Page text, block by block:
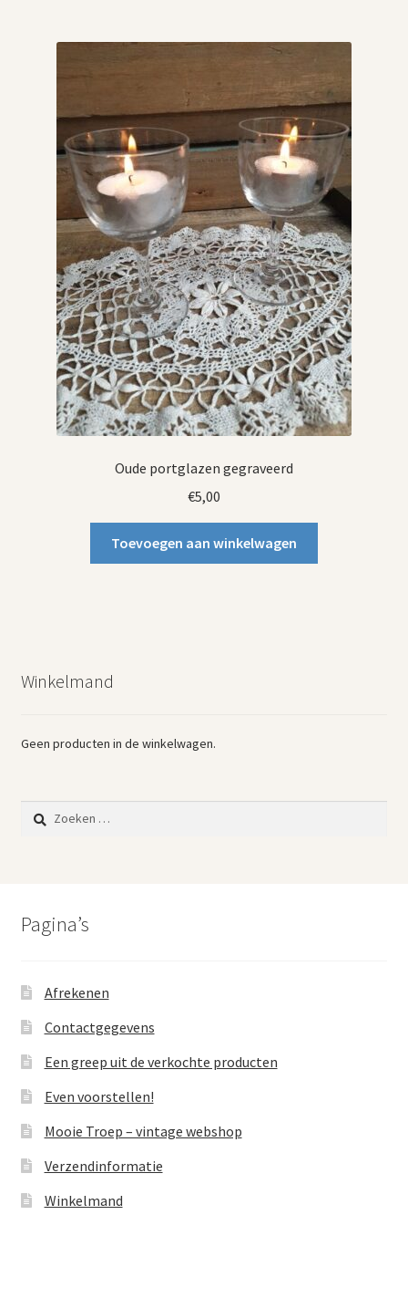
Oude portglazen gegraveerd
€5,00
Toevoegen aan winkelwagen
Winkelmand
Geen producten in de winkelwagen.
Zoeken
naar:
Pagina’s
Afrekenen
Contactgegevens
Een greep uit de verkochte producten
Even voorstellen!
Mooie Troep – vintage webshop
Verzendinformatie
Winkelmand